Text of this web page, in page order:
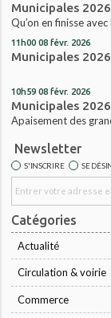
Municipales
Qu’on en finisse
11h00 08 févr. 2026
Municipales
10h59 08 févr. 2026
Municipales
Apaisement des
Newsletter
S'INSCRIRE SE
Catégories
Actualité
Circulation & voirie
Commerce